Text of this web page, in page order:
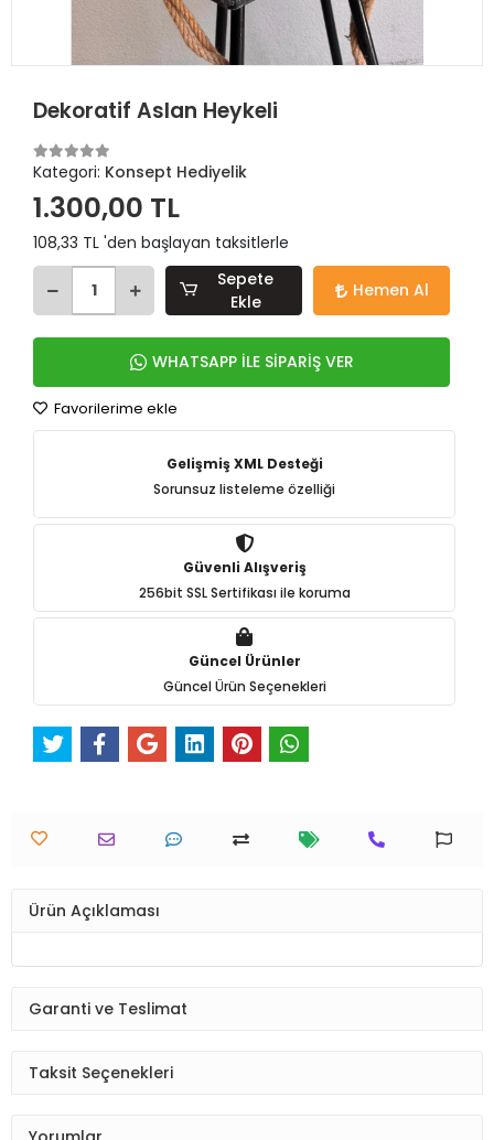
Dekoratif Aslan Heykeli
Kategori: Konsept Hediyelik
1.300,00 TL
108,33 TL 'den başlayan taksitlerle
Sepete
Ekle
Hemen Al
WHATSAPP İLE SİPARİŞ VER
Favorilerime ekle
Gelişmiş XML Desteği
Sorunsuz listeleme özelliği
Güvenli Alışveriş
256bit SSL Sertifikası ile koruma
Güncel Ürünler
Güncel Ürün Seçenekleri
Ürün Açıklaması
Garanti ve Teslimat
Taksit Seçenekleri